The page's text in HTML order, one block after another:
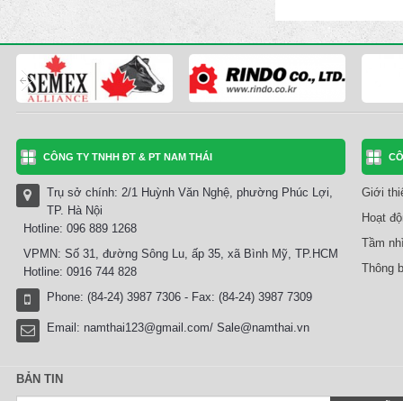
CÔNG TY TNHH ĐT & PT NAM THÁI
Trụ sở chính: 2/1 Huỳnh Văn Nghệ, phường Phúc Lợi,
TP. Hà Nội
Hotline: 096 889 1268
VPMN: Số 31, đường Sông Lu, ấp 35, xã Bình Mỹ, TP.HCM
Hotline: 0916 744 828
Phone: (84-24) 3987 7306 - Fax: (84-24) 3987 7309
Email: namthai123@gmail.com/ Sale@namthai.vn
Giới
Hoạt
Tầm
Thông
BẢN TIN